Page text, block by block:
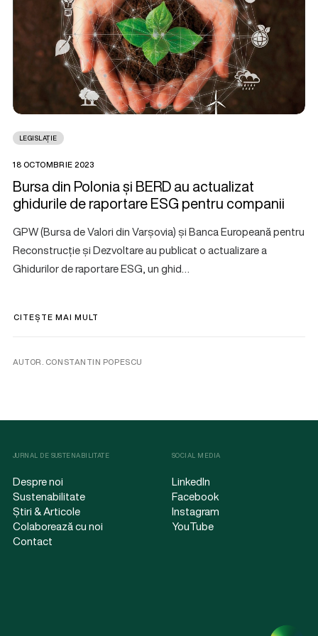
LEGISLAȚIE
18 OCTOMBRIE 2023
Bursa din Polonia și BERD au actualizat
ghidurile de raportare ESG pentru companii
GPW (Bursa de Valori din Varșovia) și Banca Europeană pentru
Reconstrucție și Dezvoltare au publicat o actualizare a
Ghidurilor de raportare ESG, un ghid…
CITEȘTE MAI MULT
AUTOR. CONSTANTIN POPESCU
JURNAL DE SUSTENABILITATE
Despre noi
Sustenabilitate
Știri & Articole
Colaborează cu noi
Contact
SOCIAL MEDIA
LinkedIn
Facebook
Instagram
YouTube